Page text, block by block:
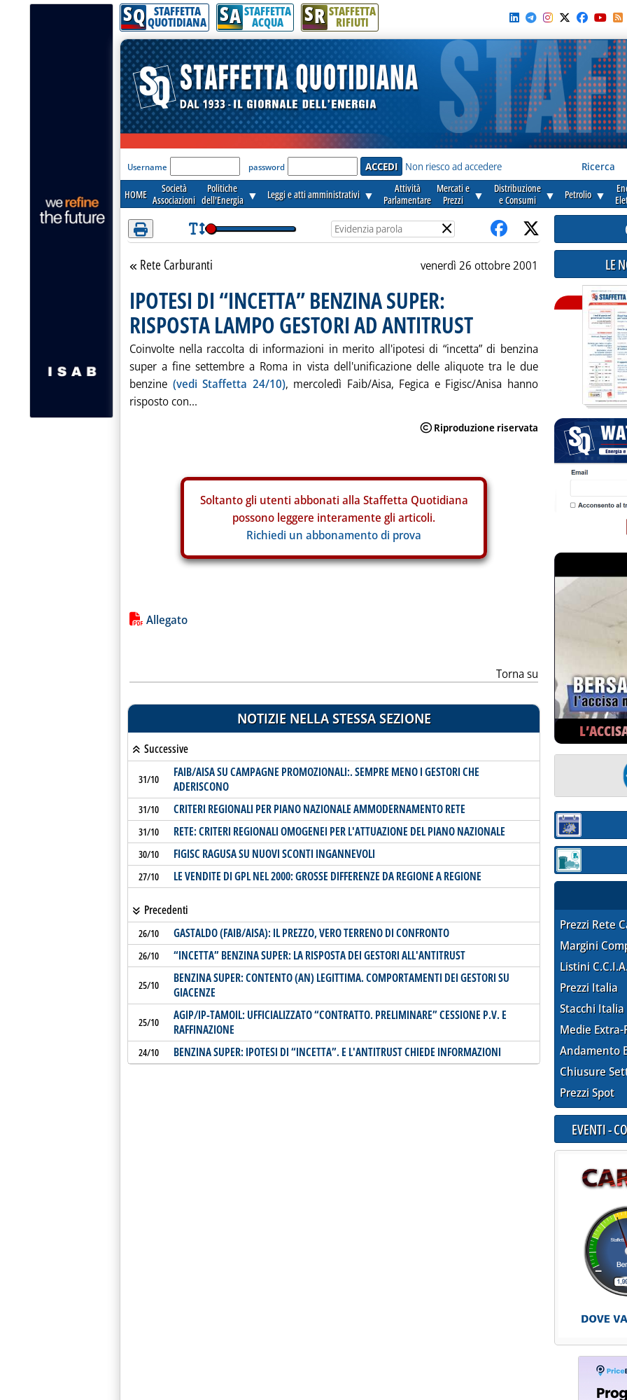
Attenzione! Esegui l'accesso per lèggere interamente la notizia.
SQ STAFFETTA
QUOTIDIANA SA STAFFETTA
ACQUA SR STAFFETTA
RIFIUTI
'Modulo Login per accedere'
Username password Non riesco ad accedere Ricerca
HOME
Società
Associazioni
Politiche
dell'Energia ▼ Leggi e atti amministrativi ▼
Attività
Parlamentare
Mercati e
Prezzi
▼
Distribuzione
e Consumi
▼ Petrolio ▼
×
Torna alla sezione
Rete Carburanti venerdì 26 ottobre 2001
IPOTESI DI “INCETTA” BENZINA SUPER:
RISPOSTA LAMPO GESTORI AD ANTITRUST
Coinvolte nella raccolta di informazioni in merito all'ipotesi di “incetta” di benzina
super a fine settembre a Roma in vista dell'unificazione delle aliquote tra le due
benzine (vedi Staffetta 24/10), mercoledì Faib/Aisa, Fegica e Figisc/Anisa hanno
risposto con...
Soltanto gli utenti abbonati alla Staffetta Quotidiana
possono leggere interamente gli articoli.
Richiedi un abbonamento di prova
Lista allegati PDF alla notizia
Allegato
Torna su
NOTIZIE NELLA STESSA SEZIONE
Successive
31/10
FAIB/AISA SU CAMPAGNE PROMOZIONALI:. SEMPRE MENO I GESTORI CHE
ADERISCONO
31/10 CRITERI REGIONALI PER PIANO NAZIONALE AMMODERNAMENTO RETE
31/10 RETE: CRITERI REGIONALI OMOGENEI PER L'ATTUAZIONE DEL PIANO NAZIONALE
30/10 FIGISC RAGUSA SU NUOVI SCONTI INGANNEVOLI
27/10 LE VENDITE DI GPL NEL 2000: GROSSE DIFFERENZE DA REGIONE A REGIONE
Precedenti
26/10 GASTALDO (FAIB/AISA): IL PREZZO, VERO TERRENO DI CONFRONTO
26/10 “INCETTA” BENZINA SUPER: LA RISPOSTA DEI GESTORI ALL'ANTITRUST
25/10
BENZINA SUPER: CONTENTO (AN) LEGITTIMA. COMPORTAMENTI DEI GESTORI SU
GIACENZE
25/10
AGIP/IP-TAMOIL: UFFICIALIZZATO “CONTRATTO. PRELIMINARE” CESSIONE P.V. E
RAFFINAZIONE
24/10 BENZINA SUPER: IPOTESI DI “INCETTA”. E L'ANTITRUST CHIEDE INFORMAZIONI
LE
Sezione:
Sezione:
Prezzi Rete
Margini
Listini
Prezzi Italia
Stacchi Italia
Medie Extra-
Andamento
Chiusure
Prezzi Spot
EVENTI -